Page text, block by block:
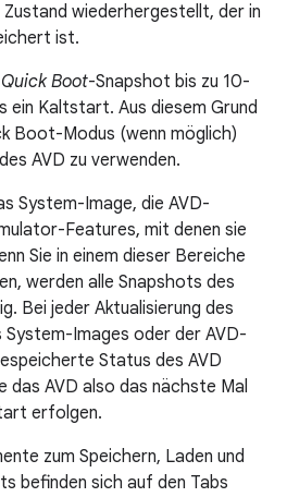
wiederhergestellt, der in
ist.
Quick Boot-Snapshot bis zu 10-
ein Kaltstart. Aus diesem Grund
Boot-Modus (wenn möglich)
AVD zu verwenden.
System-Image, die AVD-
Features, mit denen sie
Sie in einem dieser Bereiche
werden alle Snapshots des
Bei jeder Aktualisierung des
Images oder der AVD-
Status des AVD
das AVD also das nächste Mal
erfolgen.
zum Speichern, Laden und
befinden sich auf den Tabs